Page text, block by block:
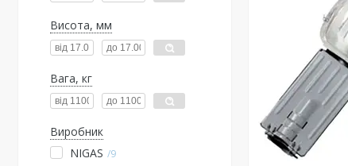
Висота, мм
Вага, кг
Виробник
NIGAS
9